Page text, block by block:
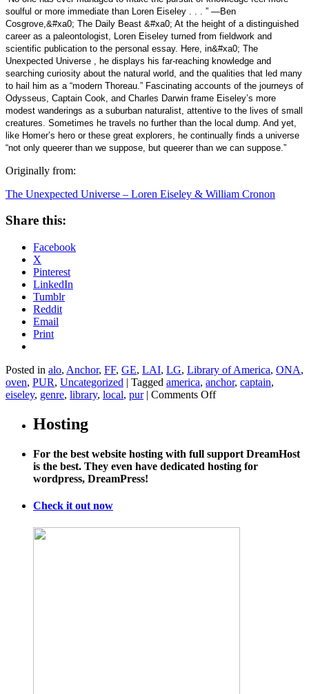
soulful or more immediate than Loren Eiseley . . . ” —Ben
Cosgrove,&#xa0; The Daily Beast &#xa0; At the height of a distinguished
career as a paleontologist, Loren Eiseley turned from fieldwork and
scientific publication to the personal essay. Here, in&#xa0; The
Unexpected Universe , he displays his far-reaching knowledge and
searching curiosity about the natural world, and the qualities that led many
to hail him as a “modern Thoreau.” Fascinating accounts of the journeys of
Odysseus, Captain Cook, and Charles Darwin frame Eiseley’s more
modest wanderings as a suburban naturalist, attentive to the lives of small
creatures. Sometimes he travels no further than the local dump. And yet,
like Homer’s hero or these great explorers, he continually finds a universe
“not only queerer than we suppose, but queerer than we can suppose.”
Originally from:
The Unexpected Universe – Loren Eiseley & William Cronon
Share this:
Facebook
X
Pinterest
LinkedIn
Tumblr
Reddit
Email
Print
Posted in alo, Anchor, FF, GE, LAI, LG, Library of America, ONA,
oven, PUR, Uncategorized | Tagged america, anchor, captain,
eiseley, genre, library, local, pur | Comments Offon
Loren
Eiseley
Hosting
For the best website hosting with full support DreamHost
is the best. They even have dedicated hosting for
wordpress, DreamPress!
Check it out now